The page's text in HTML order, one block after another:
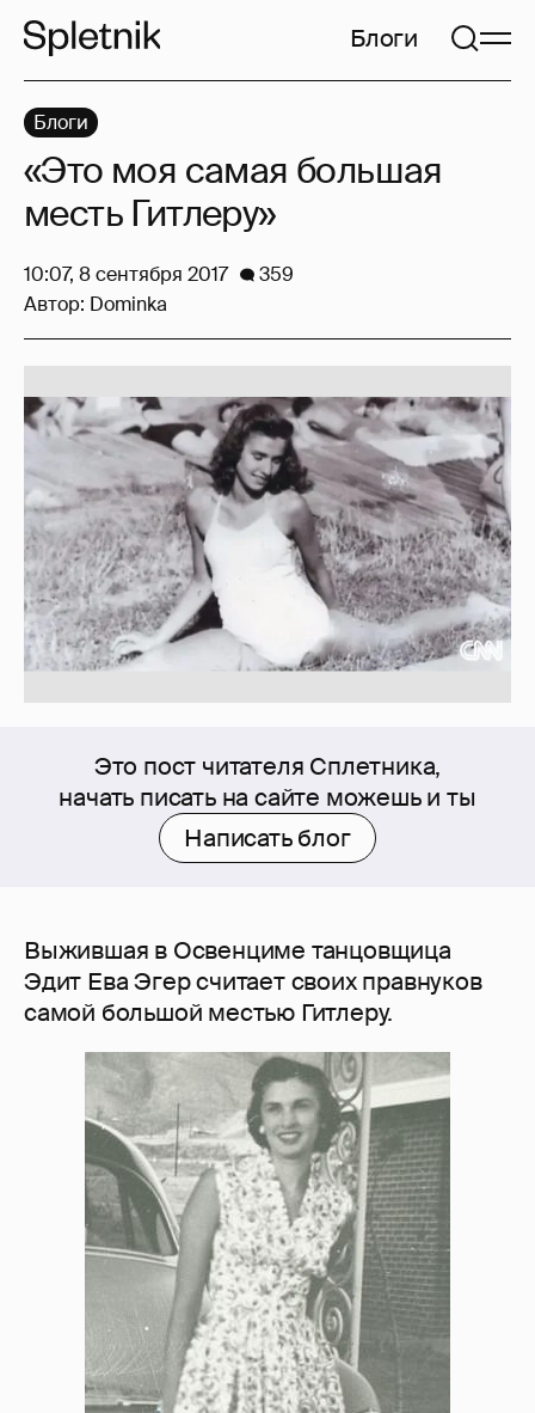
Блоги
Это пост читателя Сплетника,
начать писать на сайте можешь и ты
Написать блог
Выжившая в Освенциме танцовщица
Эдит Ева Эгер считает своих правнуков
самой большой местью Гитлеру.
Блоги
«Это моя самая большая
месть Гитлеру»
10:07, 8 сентября 2017
359
Автор: Dominka